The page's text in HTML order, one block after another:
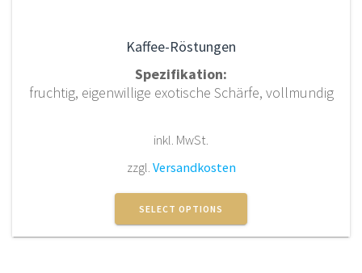
Kaffee-Röstungen
Spezifikation:
fruchtig, eigenwillige exotische Schärfe, vollmundig
inkl. MwSt.
zzgl. Versandkosten
SELECT OPTIONS
Dieses
weist